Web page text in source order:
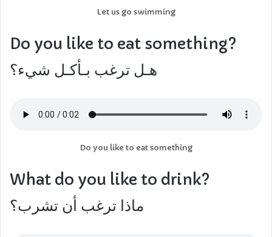
Let us go swimming
Do you like to eat something?
هـل ترغب بـأكـل شيء؟
Do you like to eat something
What do you like to drink?
ماذا ترغب أن تشرب؟